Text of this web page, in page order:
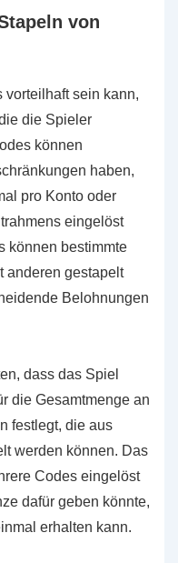
von
sein kann,
die Spieler
können
haben,
pro Konto oder
eingelöst
können bestimmte
anderen gestapelt
Belohnungen
dass das Spiel
die Gesamtmenge an
festlegt, die aus
werden können. Das
Codes eingelöst
dafür geben könnte,
erhalten kann.